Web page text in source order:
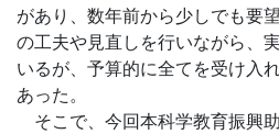
があり、数年前から少しでも要
の工夫や見直しを行いながら、
いるが、予算的に全てを受け入
あった。
そこで、今回本科学教育振興